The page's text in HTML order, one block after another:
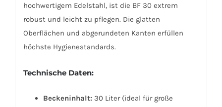
hochwertigem Edelstahl, ist die BF 30 extrem
robust und leicht zu pflegen. Die glatten
Oberflächen und abgerundeten Kanten erfüllen
höchste Hygienestandards.
Technische Daten:
Beckeninhalt: 30 Liter (ideal für große